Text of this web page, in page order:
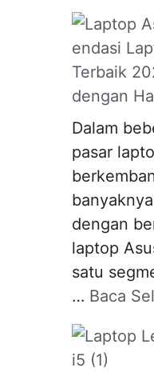
endasi
Terbaik
dengan
Dalam
pasar
dengan
laptop
satu
… Baca